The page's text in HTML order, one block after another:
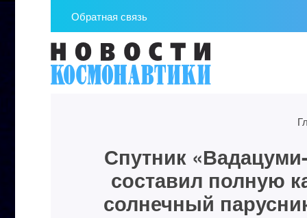
Обратная связь
Спутник
составил полную
солнечный